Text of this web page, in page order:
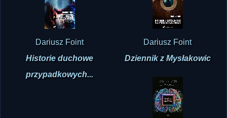
Dariusz Foint
Historie duchowe
przypadkowych...
Dariusz Foint
Dziennik z Mysłakowic
James R. Doty